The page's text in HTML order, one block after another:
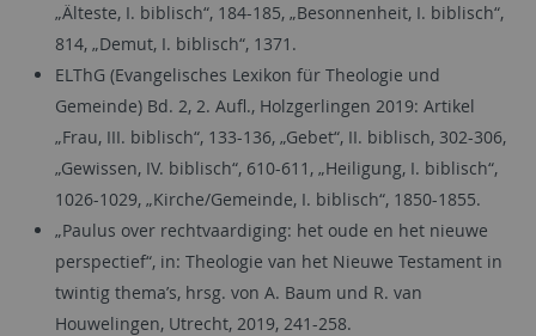
„Älteste, I. biblisch“, 184-185, „Besonnenheit, I. biblisch“,
814, „Demut, I. biblisch“, 1371.
ELThG (Evangelisches Lexikon für Theologie und
Gemeinde) Bd. 2, 2. Aufl., Holzgerlingen 2019: Artikel
„Frau, III. biblisch“, 133-136, „Gebet“, II. biblisch, 302-306,
„Gewissen, IV. biblisch“, 610-611, „Heiligung, I. biblisch“,
1026-1029, „Kirche/Gemeinde, I. biblisch“, 1850-1855.
„Paulus over rechtvaardiging: het oude en het nieuwe
perspectief“, in: Theologie van het Nieuwe Testament in
twintig thema’s, hrsg. von A. Baum und R. van
Houwelingen, Utrecht, 2019, 241-258.